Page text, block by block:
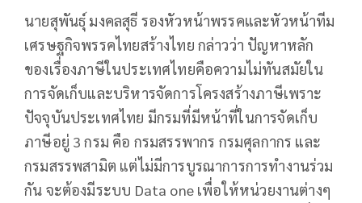
นายสุพันธุ์ มงคลสุธี รองหัวหน้าพรรคและหัวหน้าทีม
เศรษฐกิจพรรคไทยสร้างไทย กล่าวว่า ปัญหาหลัก
ของเรื่องภาษีในประเทศไทยคือความไม่ทันสมัยใน
การจัดเก็บและบริหารจัดการโครงสร้างภาษีเพราะ
ปัจจุบันประเทศไทย มีกรมที่มีหน้าที่ในการจัดเก็บ
ภาษีอยู่ 3 กรม คือ กรมสรรพากร กรมศุลกากร และ
กรมสรรพสามิต แต่ไม่มีการบูรณาการการทำงานร่วม
กัน จะต้องมีระบบ Data one เพื่อให้หน่วยงานต่างๆ